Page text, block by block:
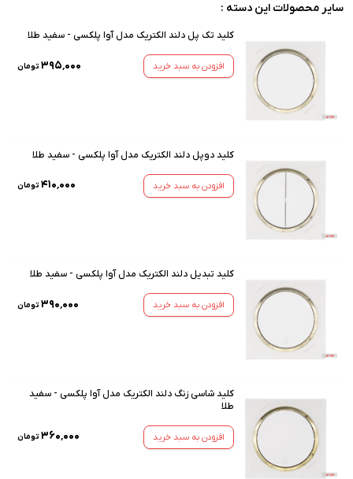
سایر محصولات این دسته :
کلید تک پل دلند الکتریک مدل آوا پلکسی - سفید طلا
افزودن به سبد خرید ۳۹۵٬۰۰۰ تومان
کلید دوپل دلند الکتریک مدل آوا پلکسی - سفید طلا
افزودن به سبد خرید ۴۱۰٬۰۰۰ تومان
کلید تبدیل دلند الکتریک مدل آوا پلکسی - سفید طلا
افزودن به سبد خرید ۳۹۰٬۰۰۰ تومان
کلید شاسی زنگ دلند الکتریک مدل آوا پلکسی - سفید
طلا
افزودن به سبد خرید ۳۶۰٬۰۰۰ تومان